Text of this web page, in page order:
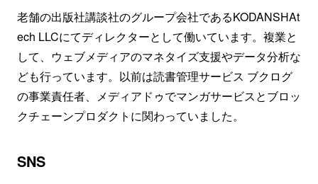
老舗の出版社講談社のグループ会社であるKODANSHAt
ech LLCにてディレクターとして働いています。複業と
して、ウェブメディアのマネタイズ支援やデータ分析な
ども行っています。以前は読書管理サービス ブクログ
の事業責任者、メディアドゥでマンガサービスとブロッ
クチェーンプロダクトに関わっていました。
SNS